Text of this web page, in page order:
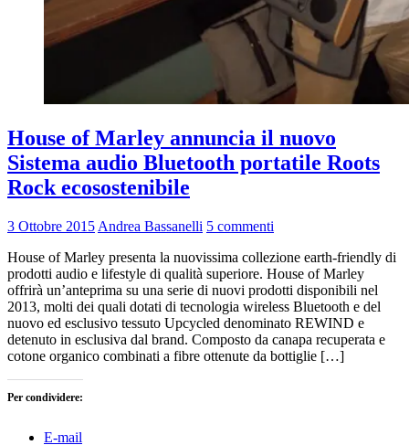
House of Marley annuncia il nuovo
Sistema audio Bluetooth portatile Roots
Rock ecosostenibile
3 Ottobre 2015 Andrea Bassanelli 5 commenti
House of Marley presenta la nuovissima collezione earth-friendly di
prodotti audio e lifestyle di qualità superiore. House of Marley
offrirà un’anteprima su una serie di nuovi prodotti disponibili nel
2013, molti dei quali dotati di tecnologia wireless Bluetooth e del
nuovo ed esclusivo tessuto Upcycled denominato REWIND e
detenuto in esclusiva dal brand. Composto da canapa recuperata e
cotone organico combinati a fibre ottenute da bottiglie […]
Per condividere:
E-mail